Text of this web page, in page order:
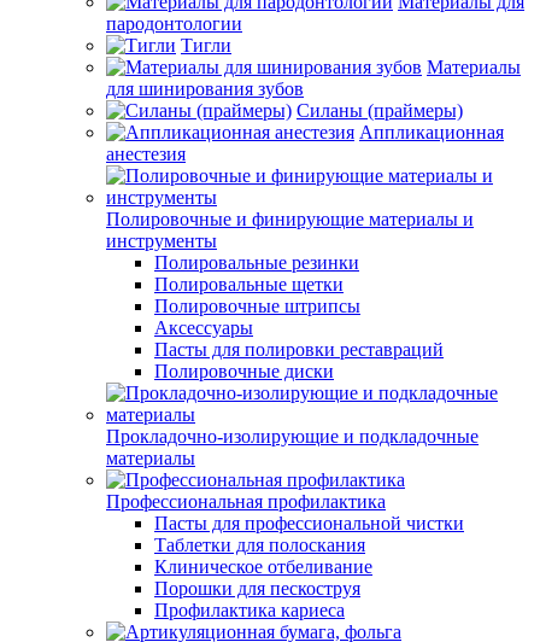
пародонтологии
Тигли
Материалы
для шинирования зубов
Силаны (праймеры)
Аппликационная
анестезия
Полировочные и финирующие материалы и
инструменты
Полировальные резинки
Полировальные щетки
Полировочные штрипсы
Аксессуары
Пасты для полировки реставраций
Полировочные диски
Прокладочно-изолирующие и подкладочные
материалы
Профессиональная профилактика
Пасты для профессиональной чистки
Таблетки для полоскания
Клиническое отбеливание
Порошки для пескоструя
Профилактика кариеса